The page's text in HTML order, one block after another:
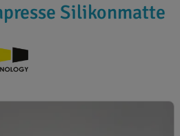
Silikonmatte